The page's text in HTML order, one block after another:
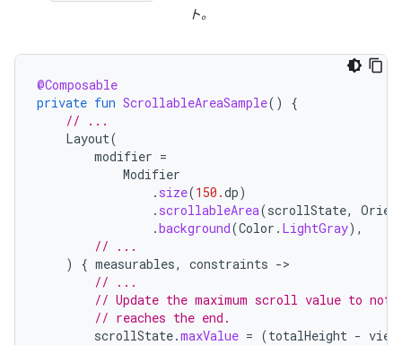
ト。
@Composable
private fun ScrollableAreaSample()
{
// ...
Layout(
modifier =
Modifier
. size(150.dp)
. scrollableArea(scrollState,
.background(Color . LightGray),
// ...
)
{ measurables, constraints -
// ...
// Update the maximum scroll value to
// reaches the end.
scrollState.maxValue = (totalHeight -